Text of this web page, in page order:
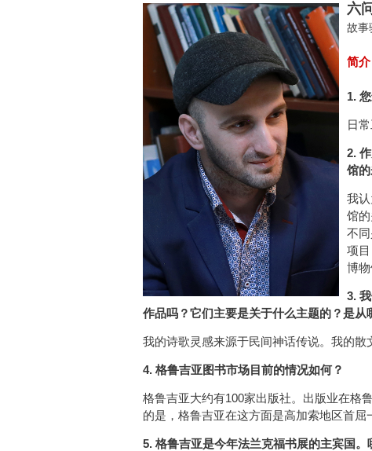
六
故事
简
1.
日常
2.
馆
我
馆
不
项
博
3.
作品吗？它们主要是关于什么主题的？是从
我的诗歌灵感来源于民间神话传说。我的散
4. 格鲁吉亚图书市场目前的情况如何？
格鲁吉亚大约有100家出版社。出版业在格
的是，格鲁吉亚在这方面是高加索地区首屈
5. 格鲁吉亚是今年法兰克福书展的主宾国